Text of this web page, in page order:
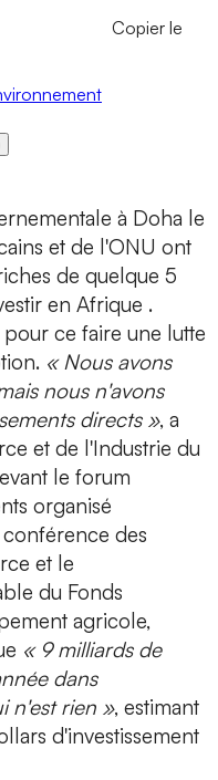
Copier le
à Doha le
et de l'ONU ont
de quelque 5
en Afrique .
ce faire une lutte
« Nous avons
nous n'avons
directs », a
et de l'Industrie du
le forum
organisé
des
et le
du Fonds
agricole,
« 9 milliards de
dans
n'est rien », estimant
d'investissement